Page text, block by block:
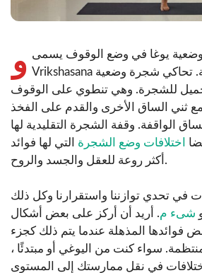
و يوغا في وضع الوقوف يسمى
Vrikshasana باللغة السنسكريتية. تحاكي شجرة وضعية
للشجرة. وهي تنطوي على الوقوف
ثني الساق الأخرى والقدم على الفخذ
الواقفة. وقفة الشجرة التقليدية لها
اختلافات وضع الشجرة التي لها فوائد
أكثر روعة للعقل والجسد والروح.
في تحدي توازننا واستقرارنا وكل ذلك
شىء م. أريد أن أركز على بعض أشكال
فوائدها المذهلة عندما يتم ذلك كجزء
سواء كنت من اليوغي أو مبتدئًا ،
في نقل ممارستك إلى المستوى